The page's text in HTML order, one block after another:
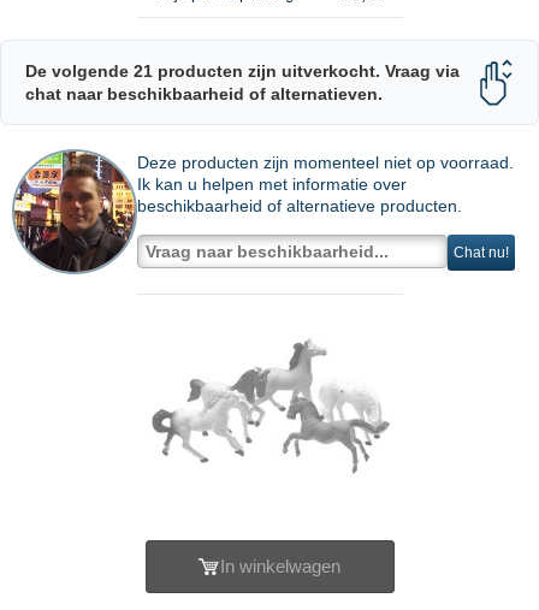
De volgende 21 producten zijn uitverkocht. Vraag via
chat naar beschikbaarheid of alternatieven.
Deze producten zijn momenteel niet op voorraad.
Ik kan u helpen met informatie over
beschikbaarheid of alternatieve producten.
Chat nu!
In winkelwagen